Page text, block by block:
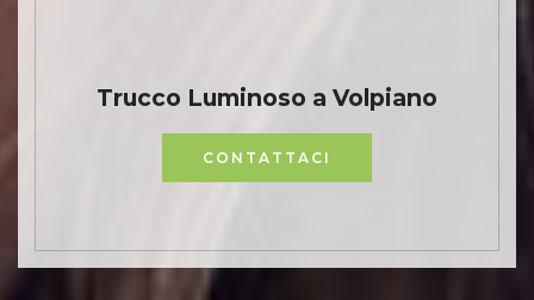
Trucco Luminoso a Volpiano
CONTATTACI